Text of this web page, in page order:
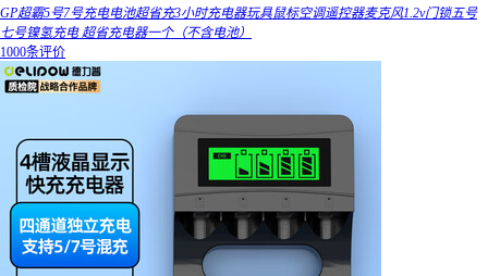
GP超霸5号7号充电电池超省充3小时充电器玩具鼠标空调遥控器麦克风1.2v门锁五号
七号镍氢充电 超省充电器一个（不含电池）
1000条评价